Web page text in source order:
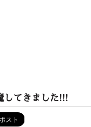
してきました!!!